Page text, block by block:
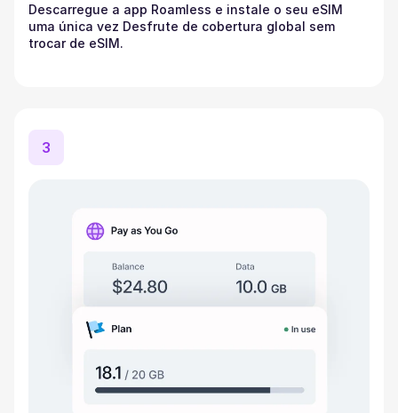
Descarregue a app Roamless e instale o seu eSIM
uma única vez Desfrute de cobertura global sem
trocar de eSIM.
3